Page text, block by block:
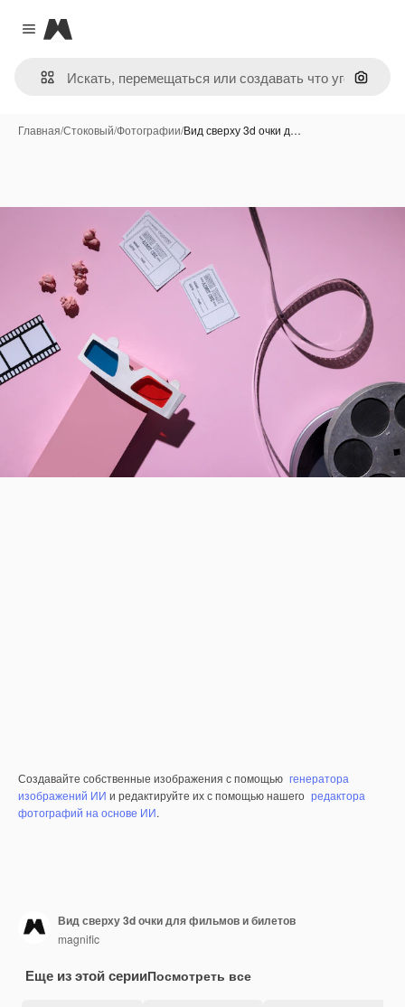
Close menu
Magnific
Поиск
Главная/Стоковый/Фотографии/Вид сверху 3d очки д…
Создавайте собственные изображения с помощью генератора
изображений ИИ и редактируйте их с помощью нашего редактора
фотографий на основе ИИ.
Вид сверху 3d очки для фильмов и билетов
magnific
Еще из этой серииПосмотреть все